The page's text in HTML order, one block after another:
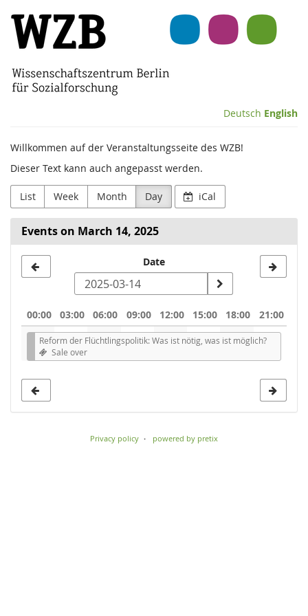
Skip to
main
content
Wissenschaftszentrum
Berlin
für
(WZB)
Deutsch English
Willkommen auf der Veranstaltungsseite des WZB!
Dieser Text kann auch angepasst werden.
List Week Month Day iCal
Events on March 14, 2025
to
display
Date
00:00 03:00 06:00 09:00 12:00 15:00 18:00 21:00
Reform der Flüchtlingspolitik: Was ist nötig, was ist möglich?
Sale over
Privacy policy powered by pretix